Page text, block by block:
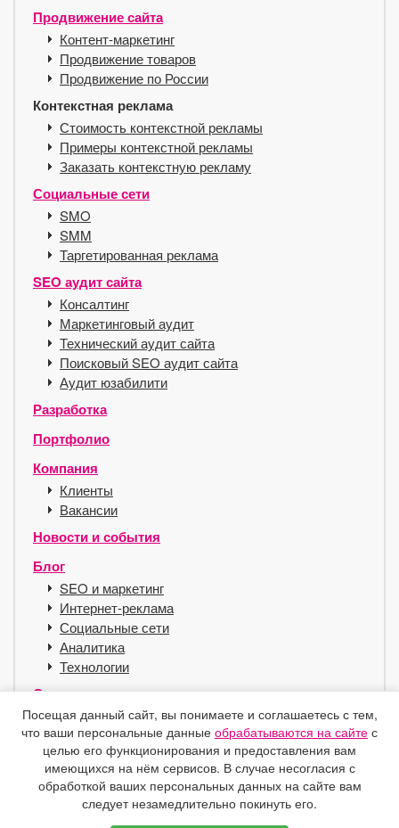
Продвижение сайта
Контент-маркетинг
Продвижение товаров
Продвижение по России
Контекстная реклама
Стоимость контекстной рекламы
Примеры контекстной рекламы
Заказать контекстную рекламу
Социальные сети
SMO
SMM
Таргетированная реклама
SEO аудит сайта
Консалтинг
Маркетинговый аудит
Технический аудит сайта
Поисковый SEO аудит сайта
Аудит юзабилити
Разработка
Портфолио
Компания
Клиенты
Вакансии
Новости и события
Блог
SEO и маркетинг
Интернет-реклама
Социальные сети
Аналитика
Технологии
Сервисы
Хостинг для SEO
Справочник
Защита e-mail
Контакты
Посещая данный сайт, вы понимаете и соглашаетесь с тем,
что ваши персональные данные обрабатываются на сайте с
целью его функционирования и предоставления вам
имеющихся на нём сервисов. В случае несогласия с
обработкой ваших персональных данных на сайте вам
следует незамедлительно покинуть его.